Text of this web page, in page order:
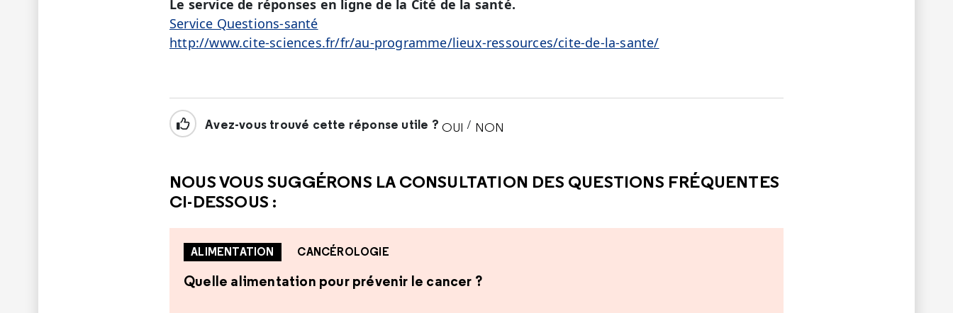
Le service de réponses en ligne de la Cité de la santé.
Service Questions-santé
http://www.cite-sciences.fr/fr/au-programme/lieux-ressources/cite-de-la-sante/
Avez-vous trouvé cette réponse utile ? OUI / NON
NOUS VOUS SUGGÉRONS LA CONSULTATION DES QUESTIONS FRÉQUENTES
CI-DESSOUS :
ALIMENTATION CANCÉROLOGIE
Quelle alimentation pour prévenir le cancer ?